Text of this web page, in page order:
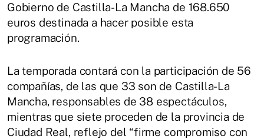
Gobierno de Castilla-La Mancha de 168.650
euros destinada a hacer posible esta
programación.
La temporada contará con la participación de 56
compañías, de las que 33 son de Castilla-La
Mancha, responsables de 38 espectáculos,
mientras que siete proceden de la provincia de
Ciudad Real, reflejo del “firme compromiso con